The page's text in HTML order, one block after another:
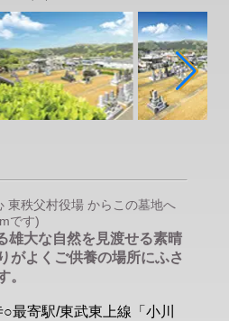
秩父村役場 からこの墓地へ
です)
雄大な自然を見渡せる素晴
がよくご供養の場所にふさ
。
最寄駅/東武東上線「小川